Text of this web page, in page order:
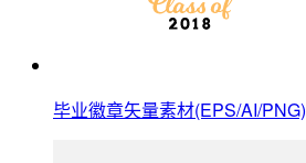
毕业徽章矢量素材(EPS/AI/PNG)